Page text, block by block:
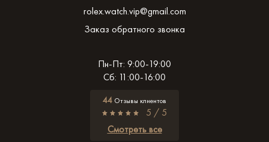
rolex.watch.vip@gmail.com
Заказ обратного звонка
Пн-Пт: 9:00-19:00
Сб: 11:00-16:00
44 Отзывы клиентов
5 / 5
Смотреть все